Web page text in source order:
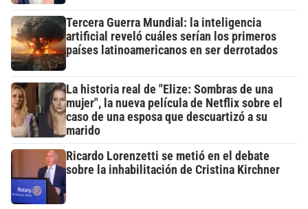
Tercera Guerra Mundial: la inteligencia
artificial reveló cuáles serían los primeros
países latinoamericanos en ser derrotados
La historia real de "Elize: Sombras de una
mujer", la nueva película de Netflix sobre el
caso de una esposa que descuartizó a su
marido
Ricardo Lorenzetti se metió en el debate
sobre la inhabilitación de Cristina Kirchner